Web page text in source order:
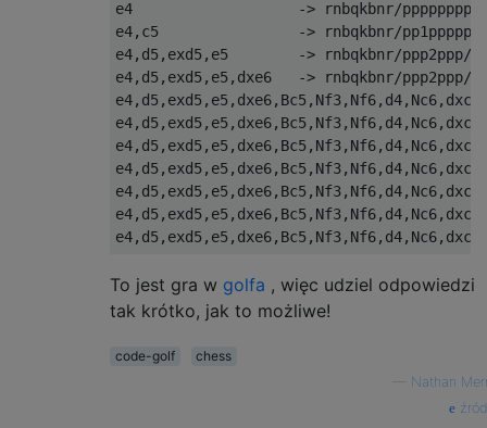
e4                   -> rnbqkbnr/pppppppp/8/8/
e4,c5                -> rnbqkbnr/pp1ppppp/8/2p5/
e4,d5,exd5,e5        -> rnbqkbnr/ppp2ppp/8/
e4,d5,exd5,e5,dxe6   -> rnbqkbnr/ppp2ppp/4P3/
To jest gra w golfa , więc udziel odpowiedzi
tak krótko, jak to możliwe!
code-golf
chess
Nathan